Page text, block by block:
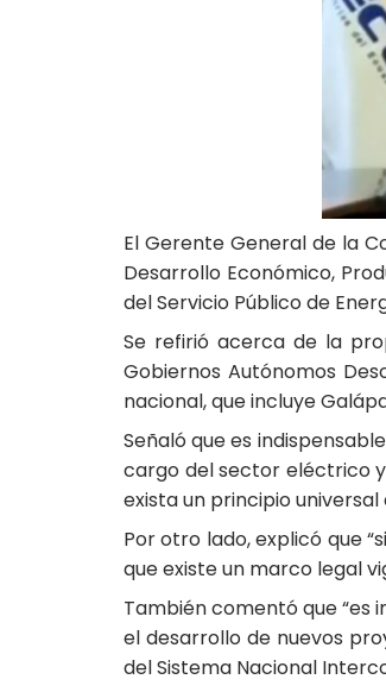
El Gerente General de la
Desarrollo Económico,
del Servicio Público de
Se refirió acerca de la
Gobiernos Autónomos
nacional, que incluye
Señaló que es
cargo del sector eléctrico y
exista un principio
Por otro lado, explicó que
que existe un marco legal
También comentó que
el desarrollo de nuevos
del Sistema Nacional